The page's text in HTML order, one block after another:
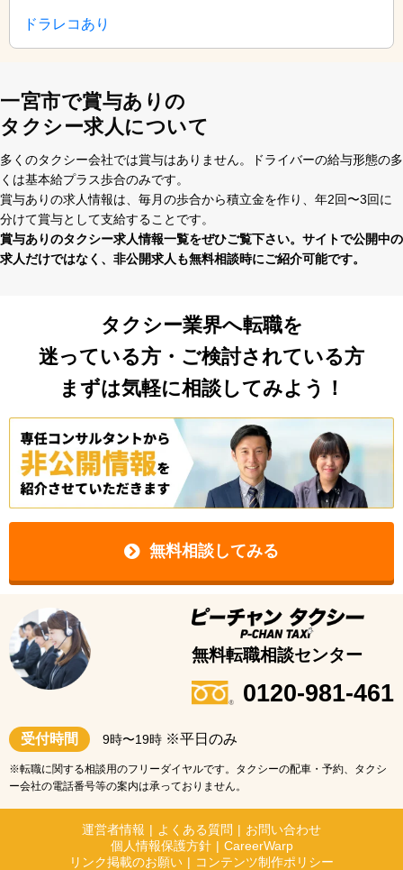
ドラレコあり
一宮市で賞与ありの
タクシー求人について
多くのタクシー会社では賞与はありません。ドライバーの給与形態の多
くは基本給プラス歩合のみです。
賞与ありの求⼈情報は、毎⽉の歩合から積⽴⾦を作り、年2回〜3回に
分けて賞与として⽀給することです。
賞与ありのタクシー求⼈情報⼀覧をぜひご覧下さい。サイトで公開中の
求⼈だけではなく、⾮公開求⼈も無料相談時にご紹介可能です。
タクシー業界へ転職を
迷っている方・ご検討されている方
まずは気軽に相談してみよう！
無料相談してみる
無料転職相談センター
0120-981-461
受付時間 9時〜19時 ※平日のみ
※転職に関する相談用のフリーダイヤルです。タクシーの配車・予約、タクシ
ー会社の電話番号等の案内は承っておりません。
運営者情報 | よくある質問 | お問い合わせ
個人情報保護方針 | CareerWarp
リンク掲載のお願い | コンテンツ制作ポリシー